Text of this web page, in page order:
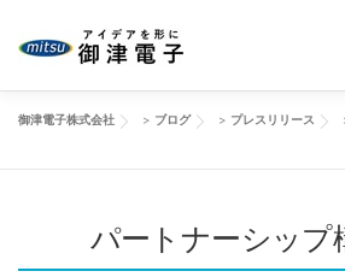
ン
製品事例 改善動画
御津電子株式会社 > ブログ > プレスリリース
パートナーシップ